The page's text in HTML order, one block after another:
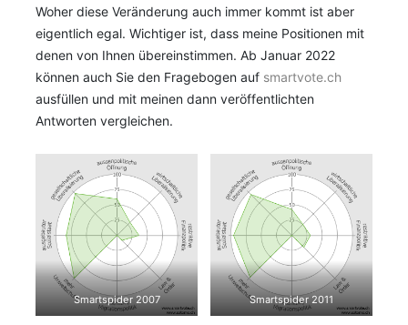
Woher diese Veränderung auch immer kommt ist aber
eigentlich egal. Wichtiger ist, dass meine Positionen mit
denen von Ihnen übereinstimmen. Ab Januar 2022
können auch Sie den Fragebogen auf smartvote.ch
ausfüllen und mit meinen dann veröffentlichten
Antworten vergleichen.
Smartspider 2007 Smartspider 2011